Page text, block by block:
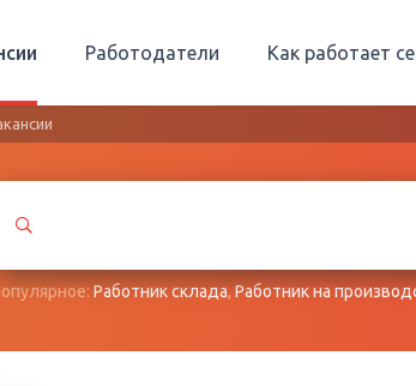
Работодатели Как работает
Работник склада,Работник на